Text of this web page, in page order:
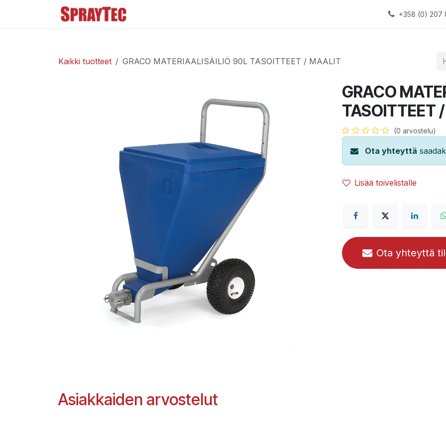
+358 (0) 207
Kaikki tuotteet GRACO MATERIAALISÄILIÖ 90L TASOITTEET / MAALIT
GRACO
TASOITTEET
(0 arvostelu)
Ota yhteyttä
Lisää toivelistalle
Ota yhteyttä
Asiakkaiden arvostelut